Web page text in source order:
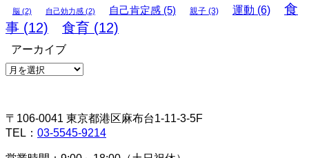
脳 (2) 自己効力感 (2) 自己肯定感 (5) 親子 (3) 運動 (6)
食
事 (12) 食育 (12)
アーカイブ
ア
イ
ブ
〒106-0041 東京都港区麻布台1-11-3-5F
TEL： 03-5545-9214